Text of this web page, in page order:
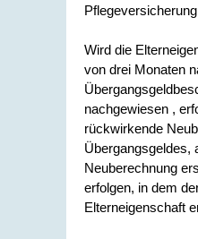
Wird die
von drei Monaten
nachgewiesen ,
rückwirkende
Übergangsgeldes,
Neuberechnung
erfolgen, in dem
Elterneigenschaft